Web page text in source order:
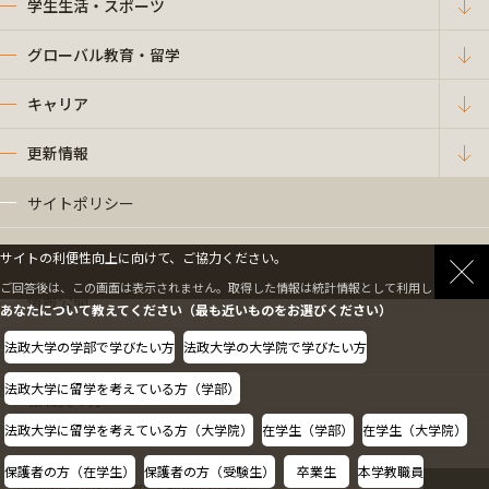
学生生活・スポーツ
グローバル教育・留学
キャリア
更新情報
サイトポリシー
プライバシーポリシー
情報公開
採用情報
教職員の方へ
サイトの利便性向上に向けて、ご協力ください。
ご回答後は、この画面は表示されません。取得した情報は統計情報として利用します。
あなたについて教えてください（最も近いものをお選びください）
法政大学の学部で学びたい方 法政大学の大学院で学びたい方
法政大学に留学を考えている方（学部）
法政大学に留学を考えている方（大学院） 在学生（学部） 在学生（大学院）
保護者の方（在学生） 保護者の方（受験生） 卒業生 本学教職員